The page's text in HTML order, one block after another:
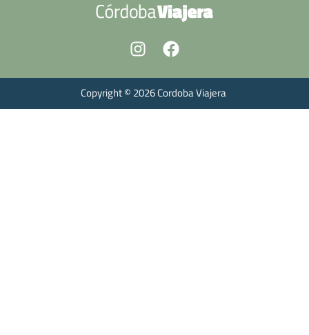
Copyright © 2026 Cordoba Viajera